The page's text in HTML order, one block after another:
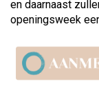
en daarnaast
openingsweek